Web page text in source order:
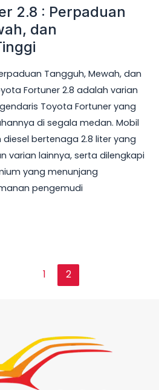
2.8 : Perpaduan
dan
Tangguh, Mewah, dan
Fortuner 2.8 adalah varian
Toyota Fortuner yang
di segala medan. Mobil
bertenaga 2.8 liter yang
varian lainnya, serta dilengkapi
yang menunjang
pengemudi
1 2